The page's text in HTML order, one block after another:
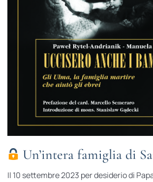
Un’intera famiglia di
Il 10 settembre 2023 per desiderio di